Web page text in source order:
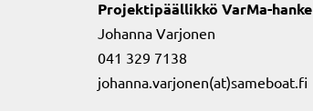
Projektipäällikkö VarMa-hanke
Johanna Varjonen
041 329 7138
johanna.varjonen(at)sameboat.fi